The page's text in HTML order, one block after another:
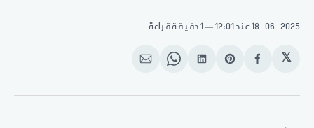
18-06-2025 عند 12:01 1 دقيقة قراءة
𝕏
انشر
الفيسبوك
Share
Pinterest
انشر
لينكد
Share
WhatsApp
انشر
الإيميل